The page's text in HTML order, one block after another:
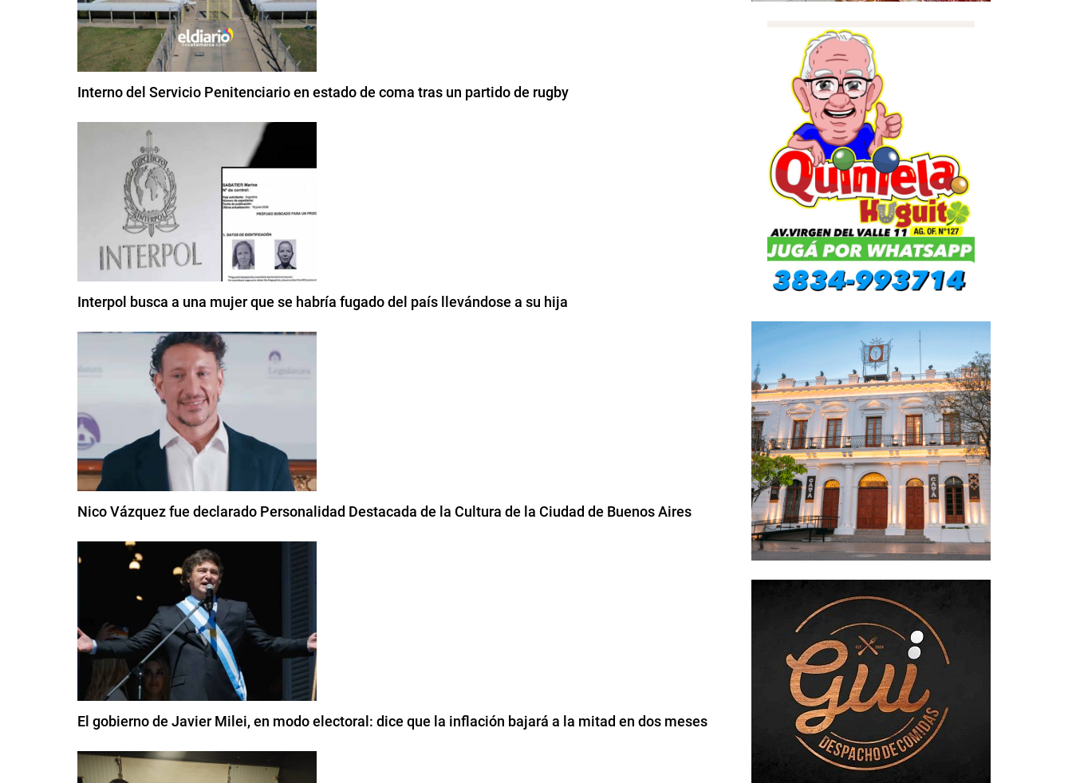
Interno del Servicio Penitenciario en estado de coma tras un partido de rugby
Interpol busca a una mujer que se habría fugado del país llevándose a su hija
Nico Vázquez fue declarado Personalidad Destacada de la Cultura de la Ciudad de Buenos Aires
El gobierno de Javier Milei, en modo electoral: dice que la inflación bajará a la mitad en dos meses